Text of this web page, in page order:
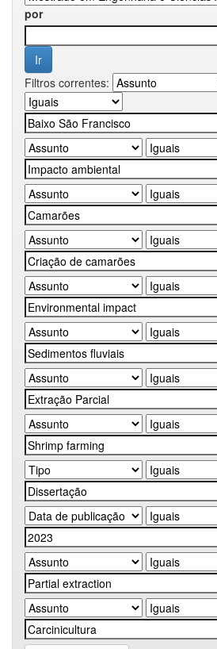
por
Filtros correntes: